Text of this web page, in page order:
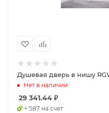
Душевая дверь в нишу
Нет в наличии
29 341.44 ₽
+ 587 на счет